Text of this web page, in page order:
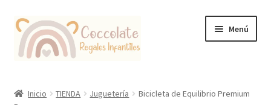
Ir
la
Ir
contenido
Menú
Inicio TIENDA Juguetería
Bicicleta de Equilibrio Premium